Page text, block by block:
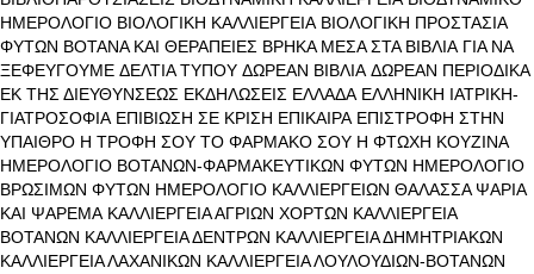
ΗΜΕΡΟΛΟΓΙΟ ΒΙΟΛΟΓΙΚΗ ΚΑΛΛΙΕΡΓΕΙΑ ΒΙΟΛΟΓΙΚΗ ΠΡΟΣΤΑΣΙΑ
ΦΥΤΩΝ ΒΟΤΑΝΑ ΚΑΙ ΘΕΡΑΠΕΙΕΣ ΒΡΗΚΑ ΜΕΣΑ ΣΤΑ ΒΙΒΛΙΑ ΓΙΑ ΝΑ
ΞΕΦΕΥΓΟΥΜΕ ΔΕΛΤΙΑ ΤΥΠΟΥ ΔΩΡΕΑΝ ΒΙΒΛΙΑ ΔΩΡΕΑΝ ΠΕΡΙΟΔΙΚΑ
ΕΚ ΤΗΣ ΔΙΕΥΘΥΝΣΕΩΣ ΕΚΔΗΛΩΣΕΙΣ ΕΛΛΑΔΑ ΕΛΛΗΝΙΚΗ ΙΑΤΡΙΚΗ-
ΓΙΑΤΡΟΣΟΦΙΑ ΕΠΙΒΙΩΣΗ ΣΕ ΚΡΙΣΗ ΕΠΙΚΑΙΡΑ ΕΠΙΣΤΡΟΦΗ ΣΤΗΝ
ΥΠΑΙΘΡΟ Η ΤΡΟΦΗ ΣΟΥ ΤΟ ΦΑΡΜΑΚΟ ΣΟΥ Η ΦΤΩΧΗ ΚΟΥΖΙΝΑ
ΗΜΕΡΟΛΟΓΙΟ ΒΟΤΑΝΩΝ-ΦΑΡΜΑΚΕΥΤΙΚΩΝ ΦΥΤΩΝ ΗΜΕΡΟΛΟΓΙΟ
ΒΡΩΣΙΜΩΝ ΦΥΤΩΝ ΗΜΕΡΟΛΟΓΙΟ ΚΑΛΛΙΕΡΓΕΙΩΝ ΘΑΛΑΣΣΑ ΨΑΡΙΑ
ΚΑΙ ΨΑΡΕΜΑ ΚΑΛΛΙΕΡΓΕΙΑ ΑΓΡΙΩΝ ΧΟΡΤΩΝ ΚΑΛΛΙΕΡΓΕΙΑ
ΒΟΤΑΝΩΝ ΚΑΛΛΙΕΡΓΕΙΑ ΔΕΝΤΡΩΝ ΚΑΛΛΙΕΡΓΕΙΑ ΔΗΜΗΤΡΙΑΚΩΝ
ΚΑΛΛΙΕΡΓΕΙΑ ΛΑΧΑΝΙΚΩΝ ΚΑΛΛΙΕΡΓΕΙΑ ΛΟΥΛΟΥΔΙΩΝ-ΒΟΤΑΝΩΝ